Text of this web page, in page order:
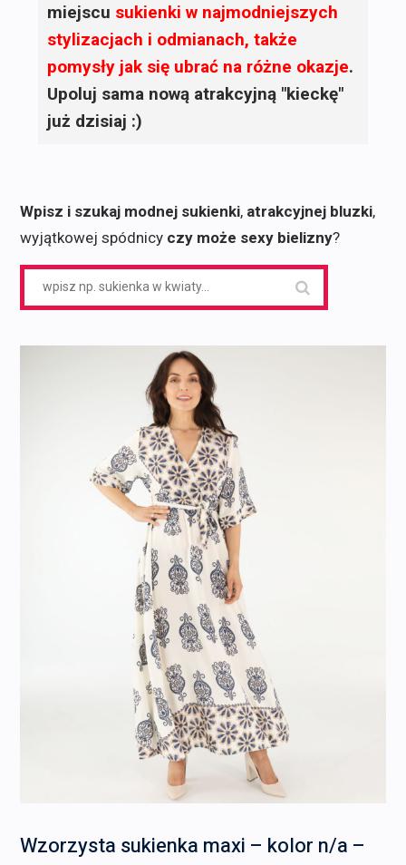
miejscu sukienki w najmodniejszych
stylizacjach i odmianach, także
pomysły jak się ubrać na różne okazje.
Upoluj sama nową atrakcyjną "kieckę"
już dzisiaj :)
Wpisz i szukaj modnej sukienki, atrakcyjnej bluzki,
wyjątkowej spódnicy czy może sexy bielizny?
Wzorzysta sukienka maxi – kolor n/a –